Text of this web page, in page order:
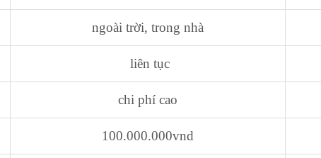
ngoài trời, trong nhà
liên tục
chi phí cao
100.000.000vnd